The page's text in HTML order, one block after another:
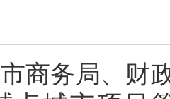
商务局、财